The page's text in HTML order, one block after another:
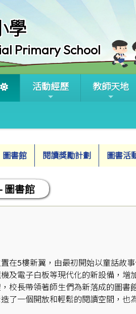
學
Primary School
活動經歷 教師天地
圖書館 閱讀獎勵計劃 圖書活
圖書館
在5樓新翼，由最初開始以童話故
及電子白板等現代化的新設備，
校長帶領著師生們為新落成的圖
了一個開放和輕鬆的閱讀空間，也